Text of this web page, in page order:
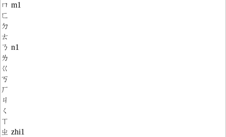
ㄇ m1
ㄈ
ㄉ
ㄊ
ㄋ n1
ㄌ
ㄍ
ㄎ
ㄏ
ㄐ
ㄑ
ㄒ
ㄓ zhi1